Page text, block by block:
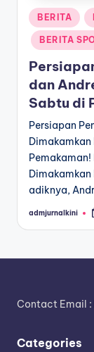
k
n
Posted
in
BERITA
BERITA
dan
Sabtu di
Persiapan
adiknya,
Posted
admjurnalkini
Contact Email :
Categories